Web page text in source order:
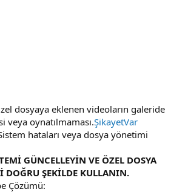
dosyaya eklenen videoların galeride
veya oynatılmaması.ŞikayetVar
hataları veya dosya yönetimi
GÜNCELLEYİN VE ÖZEL DOSYA
ŞEKİLDE KULLANIN.
Çözümü: